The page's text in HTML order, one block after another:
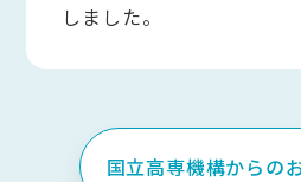
しました。
国立高専機構からの